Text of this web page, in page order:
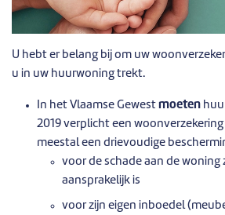
U hebt er belang bij om uw
u in uw huurwoning trekt.
In het Vlaamse Gewest moeten
2019 verplicht een
meestal een drievoudige
voor de schade aan de woning
aansprakelijk is
voor zijn eigen inboedel